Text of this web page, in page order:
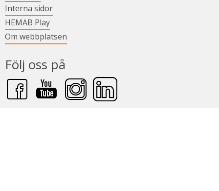
Interna sidorLänk till annan webbplats.
HEMAB PlayLänk till annan webbplats.
Om webbplatsen
Följ oss på